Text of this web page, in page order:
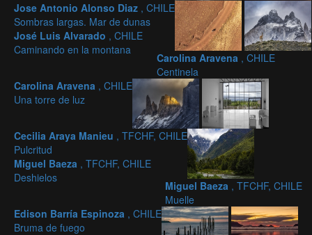
Jose Antonio Alonso Diaz , CHILE
Sombras largas. Mar de dunas
José Luis Alvarado , CHILE
Caminando en la montana
Carolina Aravena , CHILE
Centinela
Carolina Aravena , CHILE
Una torre de luz
Cecilia Araya Manieu , TFCHF, CHILE
Pulcritud
Miguel Baeza , TFCHF, CHILE
Deshielos
Miguel Baeza , TFCHF, CHILE
Muelle
Edison Barría Espinoza , CHILE
Bruma de fuego